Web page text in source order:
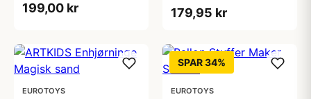
199,00 kr 179,95 kr
EUROTOYS
SPAR 34%
EUROTOYS